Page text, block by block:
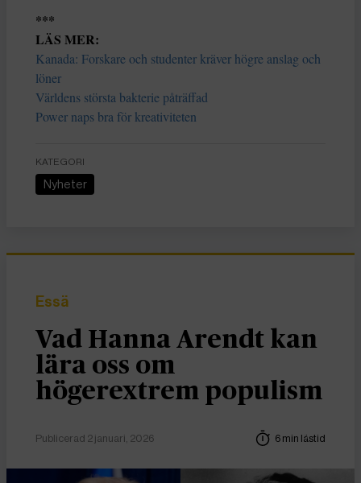
***
LÄS MER:
Kanada: Forskare och studenter kräver högre anslag och
löner
Världens största bakterie påträffad
Power naps bra för kreativiteten
KATEGORI
Nyheter
Essä
Vad Hanna Arendt kan
lära oss om
högerextrem populism
Publicerad 2 januari, 2026 6 min lästid